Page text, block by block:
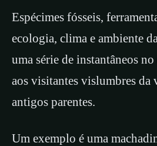
Espécimes fósseis,
ecologia, clima e ambiente
uma série de instantâneos
aos visitantes vislumbres da
antigos parentes.
Um exemplo é uma